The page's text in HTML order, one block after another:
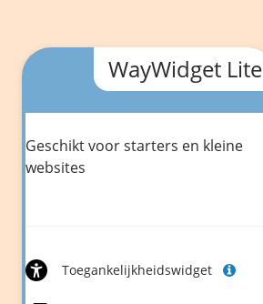
WayWidget Lite
Geschikt voor starters en kleine
websites
Toegankelijkheidswidget
Maximum pagina weergaven